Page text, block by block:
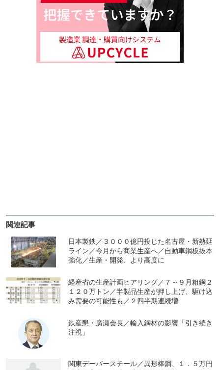
関連記事
日本製鉄／３０００億円投じた名古屋・新熱延
ライン／今月から商業生産へ／自動車鋼板抜本
強化／生産・開発、より高度に
経産省の生産計画ヒアリング／７～９月粗鋼２
１２０万トン／半製品生産が押し上げ、駆け込
み需要の可能性も／２四半期連続増
鉄産懇・廣瀬会長／輸入鋼材の影響「引き続き
注視」
関東デーバースチール／異形棒鋼、１．５万円